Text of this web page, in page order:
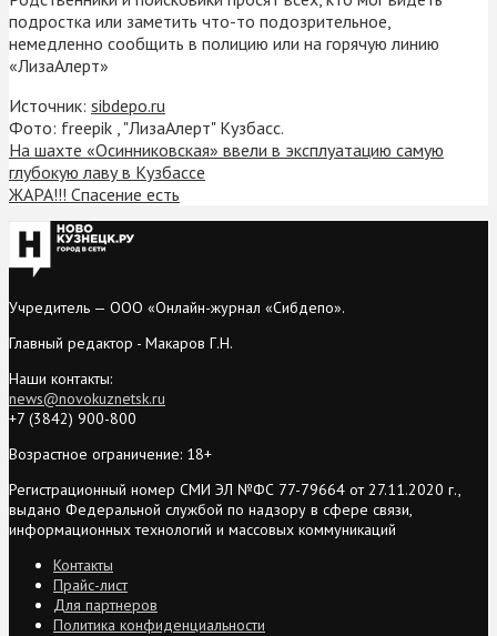
подростка или заметить что-то подозрительное,
немедленно сообщить в полицию или на горячую линию
«ЛизаАлерт»
Источник: sibdepo.ru
Фото: freepik , "ЛизаАлерт" Кузбасс.
На шахте «Осинниковская» ввели в эксплуатацию самую
глубокую лаву в Кузбассе
ЖАРА!!! Спасение есть
Учредитель — ООО «Онлайн-журнал «Сибдепо».
Главный редактор - Макаров Г.Н.
Наши контакты:
news@novokuznetsk.ru
+7 (3842) 900-800
Возрастное ограничение: 18+
Регистрационный номер СМИ ЭЛ №ФС 77-79664 от 27.11.2020 г.,
выдано Федеральной службой по надзору в сфере связи,
информационных технологий и массовых коммуникаций
Контакты
Прайс-лист
Для партнеров
Политика конфиденциальности